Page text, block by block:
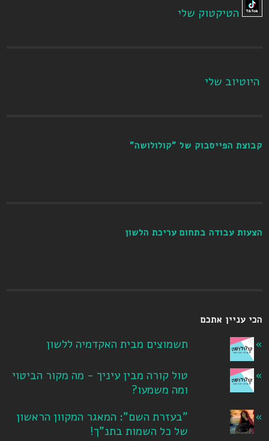
הטיקטוק שלי
היוטיוב שלי
קבוצת הפייסבוק של "קולולושה"
הצעות עבודה בתחום עריכת הלשון
הכי עניין אתכם
תשמוצים מבית האקדמיה ללשון
טול קורה מבין עיניך - מה מקור הביטוי
ומה משמעו?
"בעזרת השם": המאגר המקוון הראשון
של כל השמות בתנ"ך!